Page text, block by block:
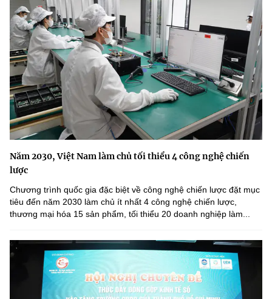
Năm 2030, Việt Nam làm chủ tối thiểu 4 công nghệ chiến
lược
Chương trình quốc gia đặc biệt về công nghệ chiến lược đặt mục
tiêu đến năm 2030 làm chủ ít nhất 4 công nghệ chiến lược,
thương mại hóa 15 sản phẩm, tối thiểu 20 doanh nghiệp làm...